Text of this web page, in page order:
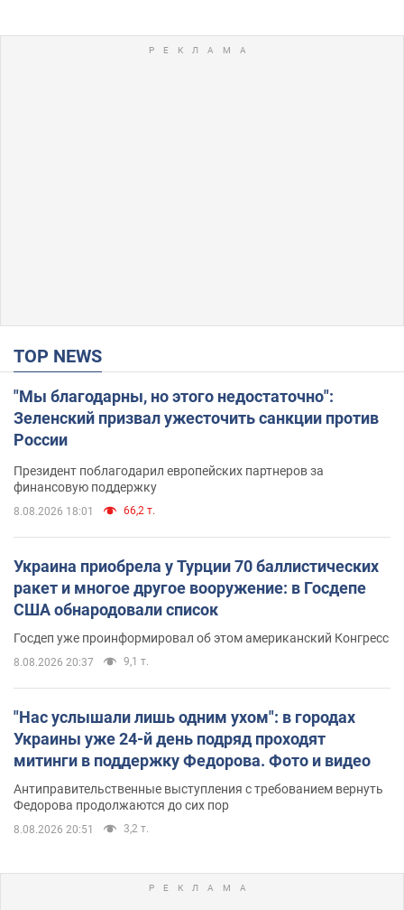
TOP NEWS
"Мы благодарны, но этого недостаточно":
Зеленский призвал ужесточить санкции против
России
Президент поблагодарил европейских партнеров за
финансовую поддержку
8.08.2026 18:01 66,2 т.
Украина приобрела у Турции 70 баллистических
ракет и многое другое вооружение: в Госдепе
США обнародовали список
Госдеп уже проинформировал об этом американский Конгресс
8.08.2026 20:37 9,1 т.
"Нас услышали лишь одним ухом": в городах
Украины уже 24-й день подряд проходят
митинги в поддержку Федорова. Фото и видео
Антиправительственные выступления с требованием вернуть
Федорова продолжаются до сих пор
8.08.2026 20:51 3,2 т.